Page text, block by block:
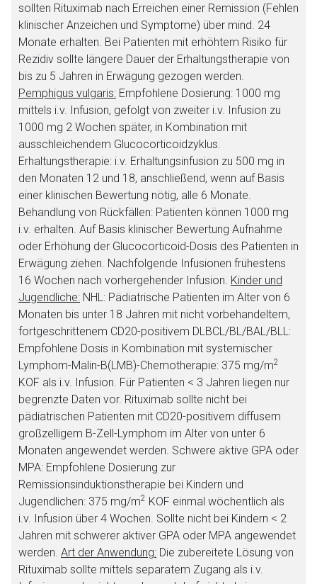
sollten Rituximab nach Erreichen einer Remission (Fehlen
klinischer Anzeichen und Symptome) über mind. 24
Monate erhalten. Bei Patienten mit erhöhtem Risiko für
Rezidiv sollte längere Dauer der Erhaltungstherapie von
bis zu 5 Jahren in Erwägung gezogen werden.
Pemphigus vulgaris: Empfohlene Dosierung: 1000 mg
mittels i.v. Infusion, gefolgt von zweiter i.v. Infusion zu
1000 mg 2 Wochen später, in Kombination mit
ausschleichendem Glucocorticoidzyklus.
Erhaltungstherapie: i.v. Erhaltungsinfusion zu 500 mg in
den Monaten 12 und 18, anschließend, wenn auf Basis
einer klinischen Bewertung nötig, alle 6 Monate.
Behandlung von Rückfällen: Patienten können 1000 mg
i.v. erhalten. Auf Basis klinischer Bewertung Aufnahme
oder Erhöhung der Glucocorticoid-Dosis des Patienten in
Erwägung ziehen. Nachfolgende Infusionen frühestens
16 Wochen nach vorhergehender Infusion. Kinder und
Jugendliche: NHL: Pädiatrische Patienten im Alter von 6
Monaten bis unter 18 Jahren mit nicht vorbehandeltem,
fortgeschrittenem CD20-positivem DLBCL/BL/BAL/BLL:
Empfohlene Dosis in Kombination mit systemischer
Lymphom-Malin-B(LMB)-Chemotherapie: 375 mg/m2
KOF als i.v. Infusion. Für Patienten < 3 Jahren liegen nur
begrenzte Daten vor. Rituximab sollte nicht bei
pädiatrischen Patienten mit CD20-positivem diffusem
großzelligem B-Zell-Lymphom im Alter von unter 6
Monaten angewendet werden. Schwere aktive GPA oder
MPA: Empfohlene Dosierung zur
Remissionsinduktionstherapie bei Kindern und
Jugendlichen: 375 mg/m2 KOF einmal wöchentlich als
i.v. Infusion über 4 Wochen. Sollte nicht bei Kindern < 2
Jahren mit schwerer aktiver GPA oder MPA angewendet
werden. Art der Anwendung: Die zubereitete Lösung von
Rituximab sollte mittels separatem Zugang als i.v.